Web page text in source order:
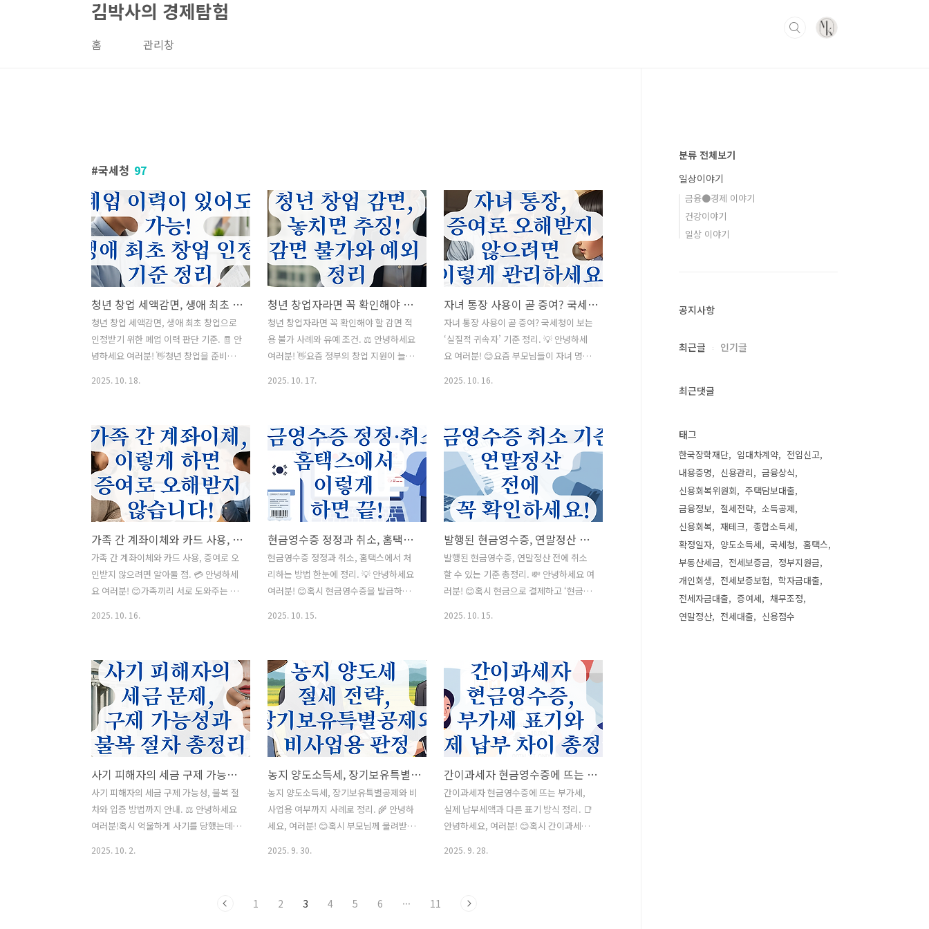
김박사의 경제탐험
홈 관리창
국세청 97
청년 창업 세액감면, 생애 최초 창업으로 인정받기 위한 폐업 이력 판단 기준.
청년 창업 세액감면, 생애 최초 창업으로
인정받기 위한 폐업 이력 판단 기준. 🧾 안
녕하세요 여러분! 👋청년 창업을 준비하
하신 적이 있으신가요?그렇다면 이번 창
업이 ‘최초 창업’으로 인정받을 수 있을지
헷갈리실 거예요. 오늘은 바로 그 부분!
“폐업 이력이 있어도 생애 최초 창업으로
인정받을 수 있는 기준”을 자세히 설명드
릴게요. 국세청의 실제 사례와 법령 기준
을 근거로,면 가능 여부를 명확히 정리했
습니다. 💡 📋 목차조세특례제한법상 ‘창
업’의 정의와 폐업 이력 관련 규정 ⚖️생애
최초 창업으로 인정되지 않는 주요 사례
2025. 10. 18.
청년 창업자라면 꼭 확인해야 할 감면 적용 불가 사례와 유예 조건.
청년 창업자라면 꼭 확인해야 할 감면 적
용 불가 사례와 유예 조건. ⚖️ 안녕하세요
여러분! 👋요즘 정부의 창업 지원이 늘어
이 불가능하거나 나중에 환수되는 사례도
많습니다. 그래서 오늘은 청년 창업 감면
의 핵심 조건, 적용 불가 사례, 유예 조건
까지 한 번에 정리해드릴게요. 실제 국세
청 기준과 세무사례를 토대로 쉽고 정확
하게 알려드리겠습니다. 💡 📋 목차청년
창업 감면의 기본 요건 이해하기 🧾감면
이 적용되지 않는 대표적인 사례 ⚠️감면
이 추징되는 실수와 환수 사례 💣유예가
가능한 조건과 예외 조항 🕒창업 전 반드
2025. 10. 17.
자녀 통장 사용이 곧 증여? 국세청이 보는 ‘실질적 귀속자’ 기준 정리.
자녀 통장 사용이 곧 증여? 국세청이 보는
‘실질적 귀속자’ 기준 정리. 💡 안녕하세
요 여러분! 😊요즘 부모님들이 자녀 명의
서는 증여로 판단할 수도 있다는 사실을
요. 그 중심에는 바로 ‘실질적 귀속자’라
는 개념이 있습니다.즉, 통장 명의가 누구
냐보다, 그 돈을 실제로 누가 관리하고 이
익을 얻었는가가 더 중요하다는 뜻이에
요. 오늘은 부모님과 자녀 모두가 꼭 알아
야 할, 국세청이 보는 ‘실질적 귀속자’ 기
준과 안전한 통장 관리법을 정리해드릴게
요. 모르면 세금 폭탄 맞을 수도 있는 만큼
꼼꼼히 살펴보세요! 💣 📋 목차국세청이
2025. 10. 16.
가족 간 계좌이체와 카드 사용, 증여로 오인받지 않으려면 알아둘 점.
가족 간 계좌이체와 카드 사용, 증여로 오
인받지 않으려면 알아둘 점. 💳 안녕하세
요 여러분! 😊가족끼리 서로 도와주는 일,
서 곤란해지는 경우가 많아요. 특히 ‘생활
비로 준 돈인데 증여로 본다던데?’혹은
‘부모님 카드로 결제했는데 세금문제가
생긴다고?’ 하는 분들이 많습니다. 그래서
오늘은 가족 간 금전 거래가 증여로 오인
되지 않기 위해 반드시 알아야 할 기준과
주의사항을 정리해드릴게요. 📋 목차가
족 간 금전 거래가 왜 증여로 오해받을까?
🤔계좌이체 시 유의해야 할 증여세 기준
💰‘생활비’로 인정받기 위한 조건과 증빙
📑가족 간 카드 사용, 합법적인 범위는 어
2025. 10. 16.
현금영수증 정정과 취소, 홈택스에서 처리하는 방법 한눈에 정리.
현금영수증 정정과 취소, 홈택스에서 처
리하는 방법 한눈에 정리. 💡 안녕하세요
여러분! 😊혹시 현금영수증을 발급하고
하지만 다행히홈택스나 손택스(모바일 홈
택스)에서 간단히 정정이나 취소를 할 수
있어요. 오늘은 현금영수증 정정과 취소
를 홈택스에서 처리하는 정확한 방법을
정리해드릴게요.이 글 하나면 실수 없이
처리하실 수 있을 거예요! 👍 📋 목차 현
금영수증 정정과 취소의 차이점 🤔 홈택
스에서 현금영수증 정정하는 방법 🧾 홈
택스에서 현금영수증 취소하는 절차 🔄
손택스(모바일 홈택스)에서 처리하는 방
법 📱 정정·취소 시 주의사항과 세법 기준
2025. 10. 15.
발행된 현금영수증, 연말정산 전에 취소할 수 있는 기준 총정리.
발행된 현금영수증, 연말정산 전에 취소
할 수 있는 기준 총정리. 💸 안녕하세요 여
러분! 😊혹시 현금으로 결제하고 ‘현금영
면 이런 고민이 많아집니다.“이거 연말정
산 전에 취소해야 하나요?” “이미 발행됐
는데, 정정이 가능할까요?” 오늘은 이런
분들을 위해 현금영수증 취소 가능 시점
과 조건, 유의사항을 한 번에 정리해드릴
게요! 📋 목차 현금영수증 취소가 필요한
대표 상황 🤔 현금영수증 취소 가능 기간
과 절차 ⏱ 연말정산 전 취소 가능 여부와
세법 기준 📑 취소가 불가능한 경우와 예
외 사례 ⚠️ 현금영수증 관련 유용한 팁과
꿀정보 💡 자주 묻는 질문 (FAQ) ❓ 그럼,
2025. 10. 15.
사기 피해자의 세금 구제 가능성, 불복 절차와 입증 방법까지 안내.
사기 피해자의 세금 구제 가능성, 불복 절
차와 입증 방법까지 안내. ⚖️ 안녕하세요
여러분!혹시 억울하게 사기를 당했는데,
지만 조세불복 절차와 입증 자료를 잘 준
2025. 10. 2.
농지 양도소득세, 장기보유특별공제와 비사업용 여부까지 사례로 정리.
농지 양도소득세, 장기보유특별공제와 비
사업용 여부까지 사례로 정리. 🌾 안녕하
세요, 여러분! 😊혹시 부모님께 물려받은
게 달라집니다. 또 오래 보유했다면 장기
2025. 9. 30.
간이과세자 현금영수증에 뜨는 부가세, 실제 납부세액과 다른 표기 방식 정리.
간이과세자 현금영수증에 뜨는 부가세,
실제 납부세액과 다른 표기 방식 정리. 📑
안녕하세요, 여러분! 😊혹시 간이과세자
으로 계산되어 납부가 이루어지죠. 이 차
2025. 9. 28.
1 2 3 4 5 6 ··· 11
분류 전체보기
일상이야기
금융●경제 이야기
건강이야기
일상 이야기
공지사항
최근글 인기글
최근댓글
태그
한국장학재단 임대차계약
전입신고
내용증명
신용관리
금융상식
신용회복위원회
주택담보대출
금융정보
절세전략
소득공제
신용회복
재테크
종합소득세
확정일자
양도소득세 국세청
홈택스
부동산세금
전세보증금
정부지원금
개인회생
전세보증보험
학자금대출
전세자금대출
증여세
채무조정
연말정산
전세대출 신용점수